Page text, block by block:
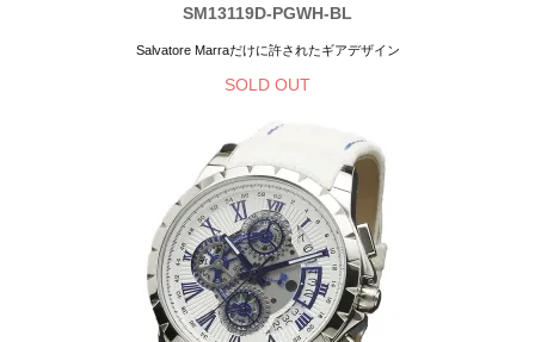
SM13119D-PGWH-BL
Salvatore Marraだけに許されたギアデザイン
SOLD OUT